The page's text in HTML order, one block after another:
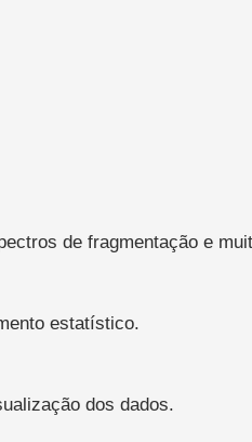
de fragmentação e
estatístico.
dos dados.